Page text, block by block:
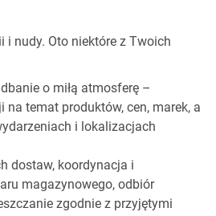
i nudy. Oto niektóre z Twoich
o miłą atmosferę –
temat produktów, cen, marek, a
i lokalizacjach
dostaw, koordynacja i
magazynowego, odbiór
zgodnie z przyjętymi